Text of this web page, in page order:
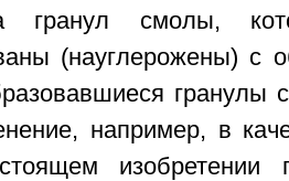
гранул смолы,
(науглерожены) с
гранулы
например, в
изобретении